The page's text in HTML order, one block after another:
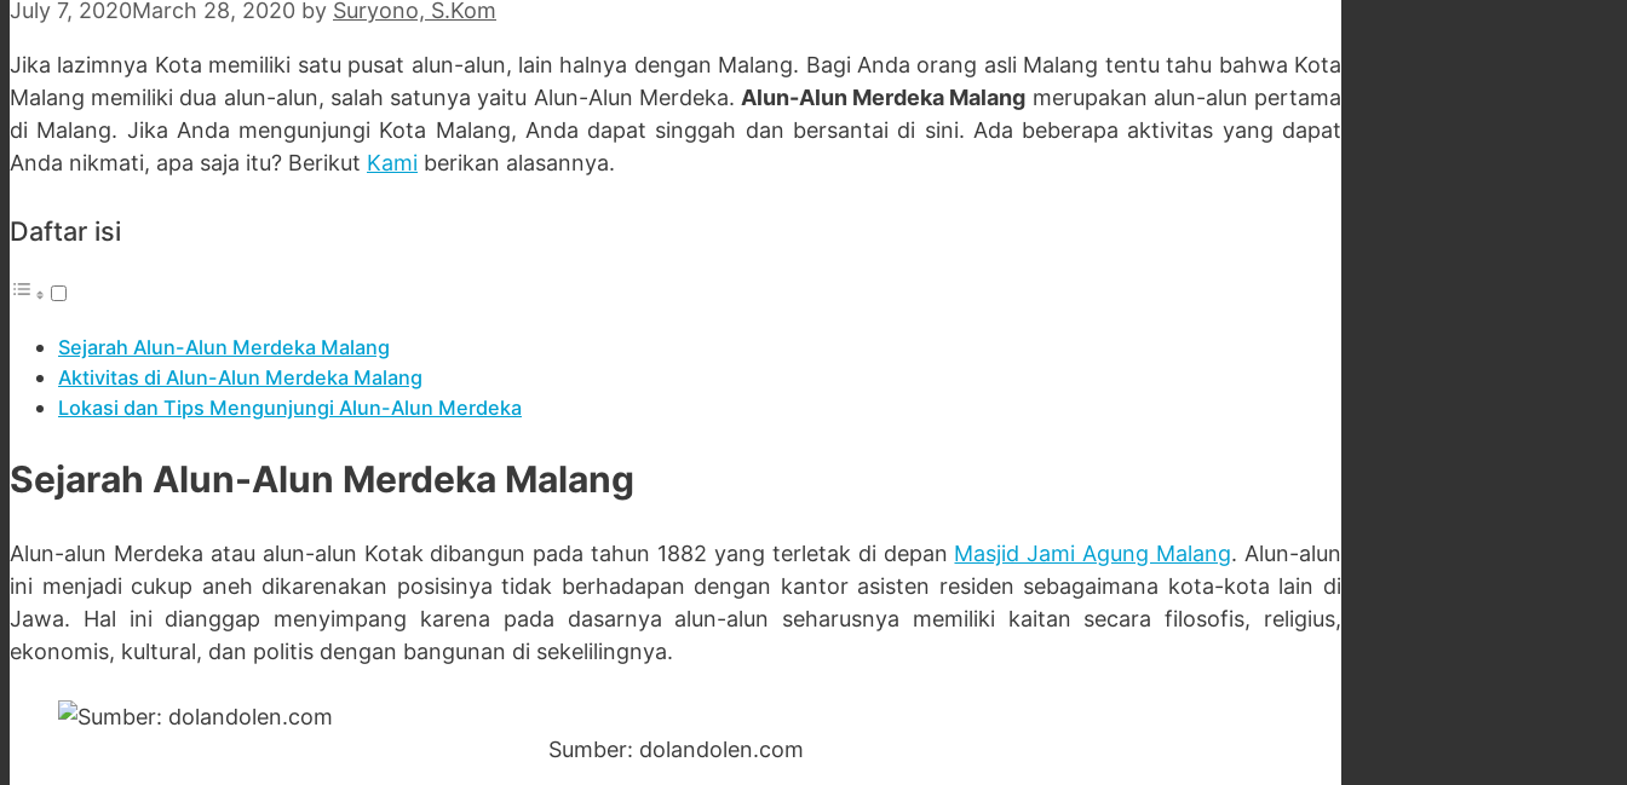
July 7, 2020March 28, 2020 by Suryono, S.Kom
Jika lazimnya Kota memiliki satu pusat alun-alun, lain halnya dengan Malang. Bagi Anda orang asli Malang tentu tahu bahwa Kota
Malang memiliki dua alun-alun, salah satunya yaitu Alun-Alun Merdeka. Alun-Alun Merdeka Malang merupakan alun-alun pertama
di Malang. Jika Anda mengunjungi Kota Malang, Anda dapat singgah dan bersantai di sini. Ada beberapa aktivitas yang dapat
Anda nikmati, apa saja itu? Berikut Kami berikan alasannya.
Daftar isi
Sejarah Alun-Alun Merdeka Malang
Aktivitas di Alun-Alun Merdeka Malang
Lokasi dan Tips Mengunjungi Alun-Alun Merdeka
Sejarah Alun-Alun Merdeka Malang
Alun-alun Merdeka atau alun-alun Kotak dibangun pada tahun 1882 yang terletak di depan Masjid Jami Agung Malang. Alun-alun
ini menjadi cukup aneh dikarenakan posisinya tidak berhadapan dengan kantor asisten residen sebagaimana kota-kota lain di
Jawa. Hal ini dianggap menyimpang karena pada dasarnya alun-alun seharusnya memiliki kaitan secara filosofis, religius,
ekonomis, kultural, dan politis dengan bangunan di sekelilingnya.
Sumber: dolandolen.com